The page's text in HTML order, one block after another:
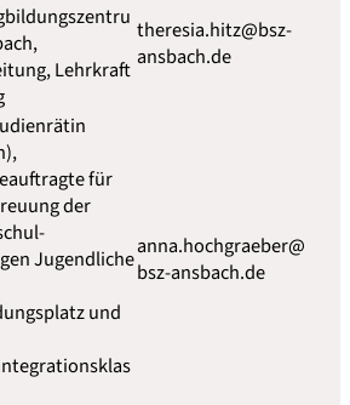
Lehrkraft
theresia.hitz@bsz-
ansbach.de
für
der
Jugendliche
und
anna.hochgraeber@
bsz-ansbach.de